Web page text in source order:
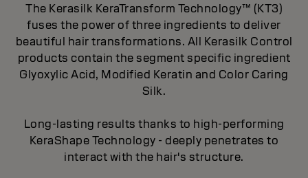
The Kerasilk KeraTransform Technology™ (KT3)
fuses the power of three ingredients to deliver
beautiful hair transformations. All Kerasilk Control
products contain the segment specific ingredient
Glyoxylic Acid, Modified Keratin and Color Caring
Silk.
Long-lasting results thanks to high-performing
KeraShape Technology - deeply penetrates to
interact with the hair's structure.